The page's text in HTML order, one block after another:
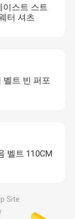
이스트 스트
터 셔츠
벨트 빈 퍼포
벨트 110CM
Site